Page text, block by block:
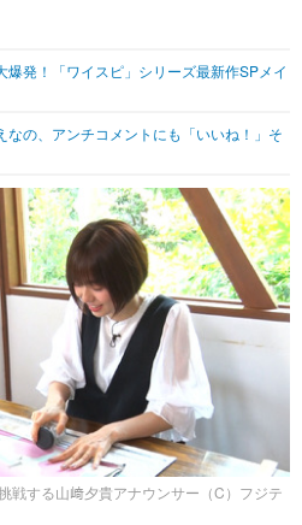
ブログ
爆発！「ワイスピ」シリーズ最新作SPメイ
なの、アンチコメントにも「いいね！」そ
戦する山﨑夕貴アナウンサー（C）フジテ